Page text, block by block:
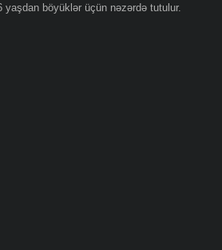
yaşdan böyüklər üçün nəzərdə tutulur.